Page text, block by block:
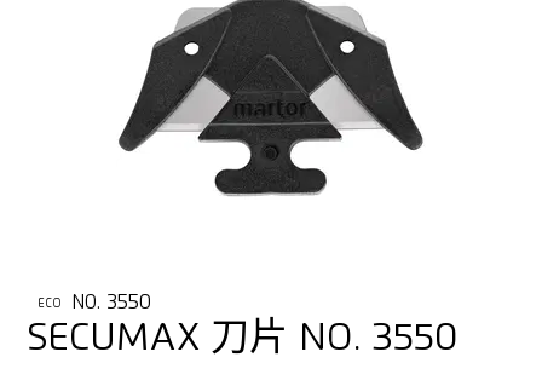
ECO NO. 3550
SECUMAX 刀片 NO. 3550